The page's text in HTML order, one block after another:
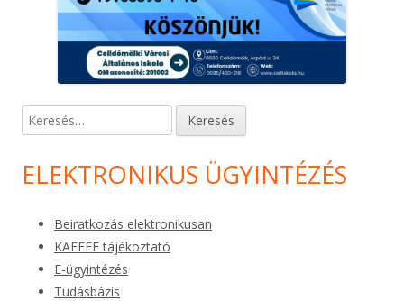
Keresés:
ELEKTRONIKUS ÜGYINTÉZÉS
Beiratkozás elektronikusan
KAFFEE tájékoztató
E-ügyintézés
Tudásbázis